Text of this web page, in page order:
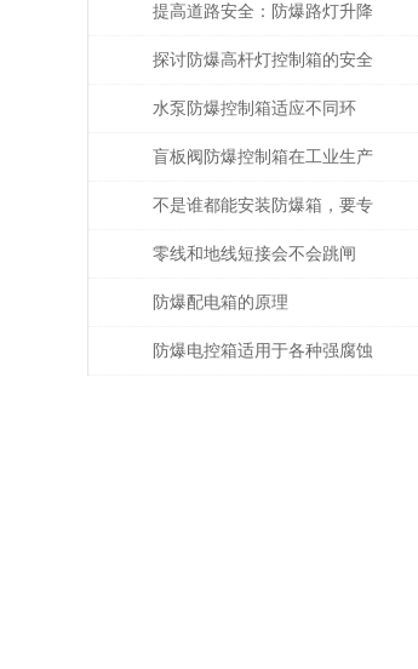
优势解析
提高道路安全：防爆路灯升降
控制箱的重要作用
探讨防爆高杆灯控制箱的安全
性与实用性
水泵防爆控制箱适应不同环
境，保障安全运行
盲板阀防爆控制箱在工业生产
中具有很多的优势
不是谁都能安装防爆箱，要专
业人士才行
零线和地线短接会不会跳闸
防爆配电箱的原理
防爆电控箱适用于各种强腐蚀